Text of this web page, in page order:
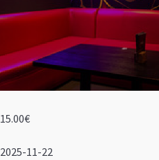
15.00€
2025-11-22